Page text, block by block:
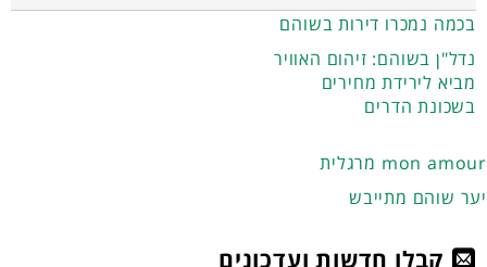
בכמה נמכרו דירות בשוהם
נדל"ן בשוהם: זיהום האוויר
מביא לירידת מחירים
בשכונת הדרים
מרגלית mon amour
יער שוהם מתייבש
קבלו חדשות ועדכונים